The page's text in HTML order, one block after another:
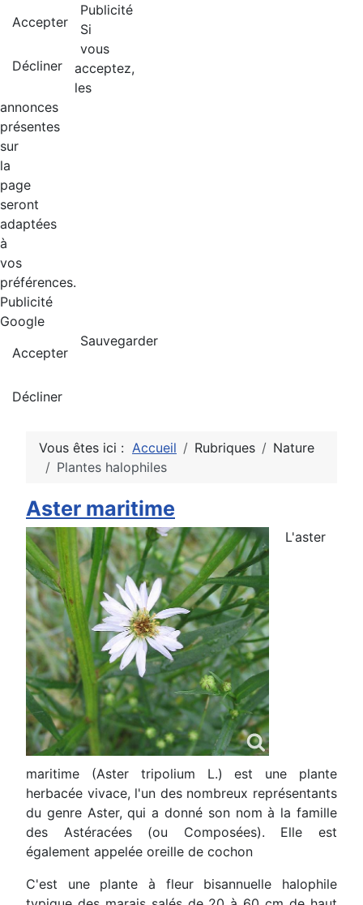
Vous êtes ici : Accueil Rubriques
Nature
Plantes halophiles
Aster maritime
L'aster
maritime (Aster tripolium L.) est une plante
herbacée vivace, l'un des nombreux représentants
du genre Aster, qui a donné son nom à la famille
des Astéracées (ou Composées). Elle est
également appelée oreille de cochon
C'est une plante à fleur bisannuelle halophile
Accepter
Décliner
Publicité
Si
vous
acceptez,
les
annonces
présentes
sur
la
page
seront
adaptées
à
vos
préférences.
Publicité
Google
Accepter
Décliner
Sauvegarder